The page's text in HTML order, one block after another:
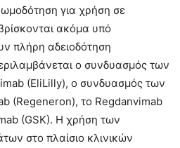
για χρήση σε
ακόμα υπό
πλήρη αδειοδότηση
ο συνδυασμός των
(EliLilly), ο συνδυασμός των
(Regeneron), το Regdanvimab
(GSK). Η χρήση των
στο πλαίσιο κλινικών